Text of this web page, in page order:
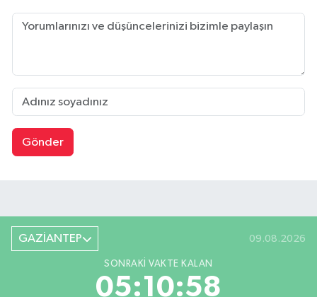
Gönder
GAZİANTEP 09.08.2026
SONRAKI VAKTE KALAN
05:10:57